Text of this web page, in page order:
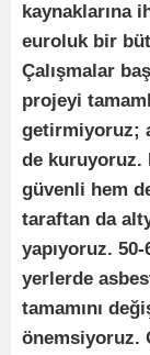
kaynaklarına
euroluk bir
Çalışmalar
projeyi
getirmiyoruz;
de kuruyoruz.
güvenli hem
taraftan da
yapıyoruz.
yerlerde
tamamını
önemsiyoruz.